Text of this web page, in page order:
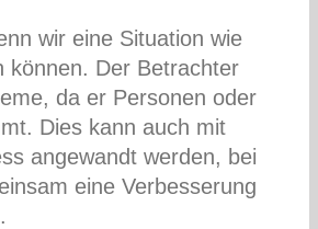
wir eine Situation wie
können. Der Betrachter
da er Personen oder
Dies kann auch mit
angewandt werden, bei
eine Verbesserung